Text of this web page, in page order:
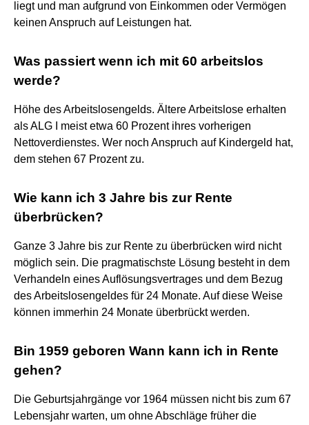
liegt und man aufgrund von Einkommen oder Vermögen
keinen Anspruch auf Leistungen hat.
Was passiert wenn ich mit 60 arbeitslos
werde?
Höhe des Arbeitslosengelds. Ältere Arbeitslose erhalten
als ALG I meist etwa 60 Prozent ihres vorherigen
Nettoverdienstes. Wer noch Anspruch auf Kindergeld hat,
dem stehen 67 Prozent zu.
Wie kann ich 3 Jahre bis zur Rente
überbrücken?
Ganze 3 Jahre bis zur Rente zu überbrücken wird nicht
möglich sein. Die pragmatischste Lösung besteht in dem
Verhandeln eines Auflösungsvertrages und dem Bezug
des Arbeitslosengeldes für 24 Monate. Auf diese Weise
können immerhin 24 Monate überbrückt werden.
Bin 1959 geboren Wann kann ich in Rente
gehen?
Die Geburtsjahrgänge vor 1964 müssen nicht bis zum 67
Lebensjahr warten, um ohne Abschläge früher die